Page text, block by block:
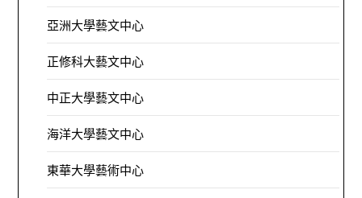
亞洲大學藝文中心
正修科大藝文中心
中正大學藝文中心
海洋大學藝文中心
東華大學藝術中心